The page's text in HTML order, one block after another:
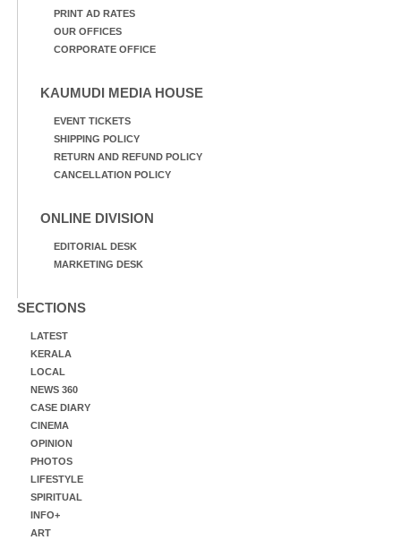
PRINT AD RATES
OUR OFFICES
CORPORATE OFFICE
KAUMUDI MEDIA HOUSE
EVENT TICKETS
SHIPPING POLICY
RETURN AND REFUND POLICY
CANCELLATION POLICY
ONLINE DIVISION
EDITORIAL DESK
MARKETING DESK
SECTIONS
LATEST
KERALA
LOCAL
NEWS 360
CASE DIARY
CINEMA
OPINION
PHOTOS
LIFESTYLE
SPIRITUAL
INFO+
ART